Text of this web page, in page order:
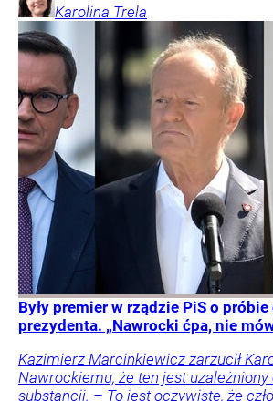
Karolina Trela
Były premier w rządzie PiS o
prezydenta. „Nawrocki ćpa, nie
Kazimierz Marcinkiewicz zarzucił
Nawrockiemu, że ten jest uzależniony
substancji. – To jest oczywiste, że